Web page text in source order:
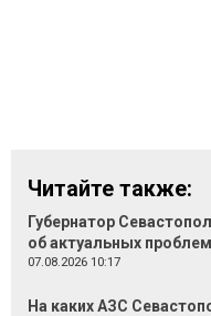
Читайте также:
Губернатор
об актуальных
07.08.2026 10:17
На каких АЗС